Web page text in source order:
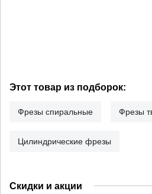
Этот товар из подборок:
Фрезы спиральные Фрезы
Цилиндрические фрезы
Скидки и акции